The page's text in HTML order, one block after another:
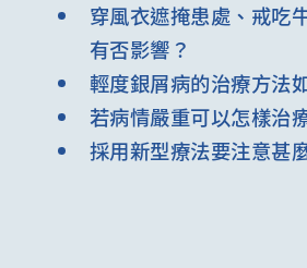
穿風衣遮掩患處、戒吃
有否影響？
輕度銀屑病的治療方法
若病情嚴重可以怎樣治
採用新型療法要注意甚